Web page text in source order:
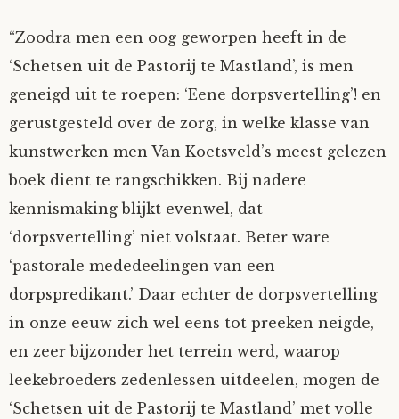
“Zoodra men een oog geworpen heeft in de
‘Schetsen uit de Pastorij te Mastland’, is men
geneigd uit te roepen: ‘Eene dorpsvertelling’! en
gerustgesteld over de zorg, in welke klasse van
kunstwerken men Van Koetsveld’s meest gelezen
boek dient te rangschikken. Bij nadere
kennismaking blijkt evenwel, dat
‘dorpsvertelling’ niet volstaat. Beter ware
‘pastorale mededeelingen van een
dorpspredikant.’ Daar echter de dorpsvertelling
in onze eeuw zich wel eens tot preeken neigde,
en zeer bijzonder het terrein werd, waarop
leekebroeders zedenlessen uitdeelen, mogen de
‘Schetsen uit de Pastorij te Mastland’ met volle